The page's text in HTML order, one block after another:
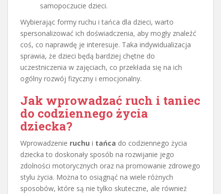
samopoczucie dzieci.
Wybierając formy ruchu i tańca dla dzieci, warto
spersonalizować ich doświadczenia, aby mogły znaleźć
coś, co naprawdę je interesuje. Taka indywidualizacja
sprawia, że dzieci będą bardziej chętne do
uczestniczenia w zajęciach, co przekłada się na ich
ogólny rozwój fizyczny i emocjonalny.
Jak wprowadzać ruch i taniec
do codziennego życia
dziecka?
Wprowadzenie ruchu i tańca do codziennego życia
dziecka to doskonały sposób na rozwijanie jego
zdolności motorycznych oraz na promowanie zdrowego
stylu życia. Można to osiągnąć na wiele różnych
sposobów, które są nie tylko skuteczne, ale również